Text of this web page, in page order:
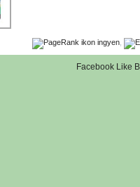
,
Facebook Like